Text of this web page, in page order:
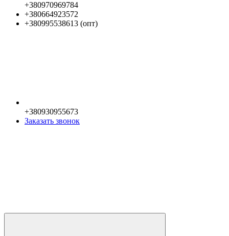
+380970969784
+380664923572
+380995538613 (опт)
+380930955673
Заказать звонок